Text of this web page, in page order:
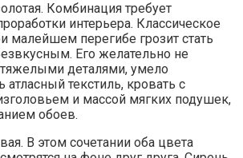
Комбинация требует
интерьера. Классическое
малейшем перегибе грозит стать
Его желательно не
тяжелыми деталями, умело
атласный текстиль, кровать с
и массой мягких подушек,
обоев.
В этом сочетании оба цвета